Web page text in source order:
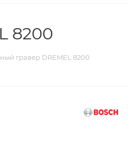
8200
гравер DREMEL 8200